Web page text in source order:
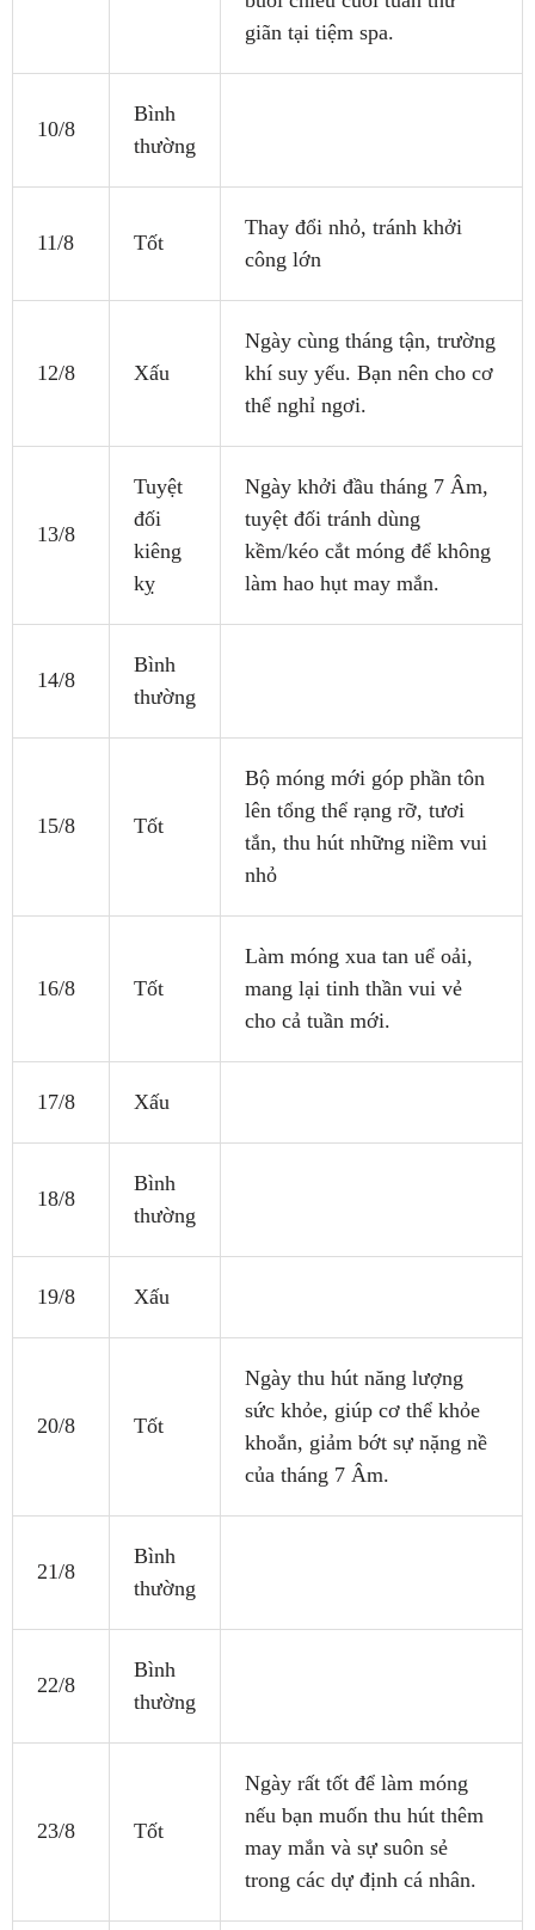
giãn tại tiệm spa.
10/8
Bình
thường
11/8 Tốt
Thay đổi nhỏ, tránh khởi
công lớn
12/8 Xấu
Ngày cùng tháng tận, trường
khí suy yếu. Bạn nên cho cơ
thể nghỉ ngơi.
13/8
Tuyệt
đối
kiêng
kỵ
Ngày khởi đầu tháng 7 Âm,
tuyệt đối tránh dùng
kềm/kéo cắt móng để không
làm hao hụt may mắn.
14/8
Bình
thường
15/8 Tốt
Bộ móng mới góp phần tôn
lên tổng thể rạng rỡ, tươi
tắn, thu hút những niềm vui
nhỏ
16/8 Tốt
Làm móng xua tan uể oải,
mang lại tinh thần vui vẻ
cho cả tuần mới.
17/8 Xấu
18/8
Bình
thường
19/8 Xấu
20/8 Tốt
Ngày thu hút năng lượng
sức khỏe, giúp cơ thể khỏe
khoắn, giảm bớt sự nặng nề
của tháng 7 Âm.
21/8
Bình
thường
22/8
Bình
thường
23/8 Tốt
Ngày rất tốt để làm móng
nếu bạn muốn thu hút thêm
may mắn và sự suôn sẻ
trong các dự định cá nhân.